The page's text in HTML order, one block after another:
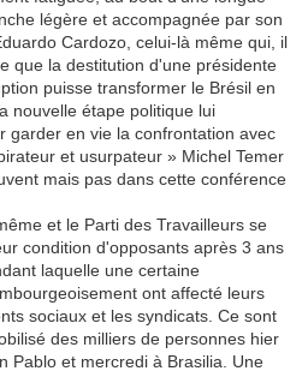
légère et accompagnée par son
Cardozo, celui-là même qui, il
que la destitution d'une présidente
puisse transformer le Brésil en
nouvelle étape politique lui
garder en vie la confrontation avec
et usurpateur » Michel Temer
mais pas dans cette conférence
et le Parti des Travailleurs se
condition d'opposants après 3 ans
laquelle une certaine
ont affecté leurs
sociaux et les syndicats. Ce sont
des milliers de personnes hier
Pablo et mercredi à Brasilia. Une